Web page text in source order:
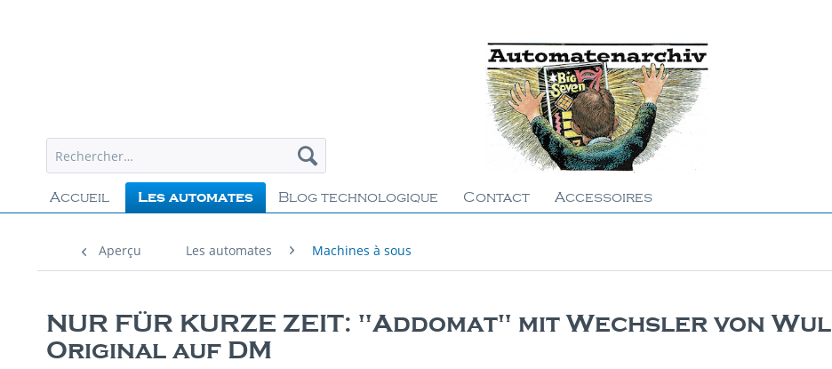
Accueil Les automates Blog technologique Contact Accessoires
Aperçu Les automates Machines à sous
NUR FÜR KURZE ZEIT: "Addomat" mit Wechsler von
Original auf DM